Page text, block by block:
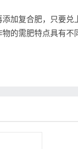
复合肥，只要兑
的需肥特点具有不